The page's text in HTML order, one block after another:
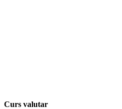
Curs valutar